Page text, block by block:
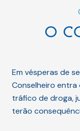
O
Em vésperas de
Conselheiro
tráfico de droga,
terão